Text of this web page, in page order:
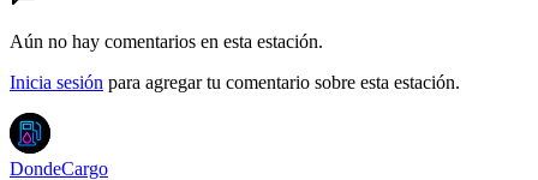
Aún no hay comentarios en esta estación.
Inicia sesión para agregar tu comentario sobre esta estación.
DondeCargo